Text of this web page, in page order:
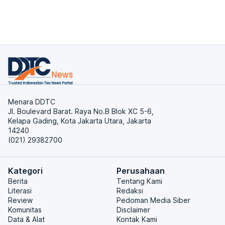
Menara DDTC
Jl. Boulevard Barat. Raya No.B Blok XC 5-6,
Kelapa Gading, Kota Jakarta Utara, Jakarta
14240
(021) 29382700
Kategori
Berita
Literasi
Review
Komunitas
Data & Alat
Perusahaan
Tentang Kami
Redaksi
Pedoman Media Siber
Disclaimer
Kontak Kami